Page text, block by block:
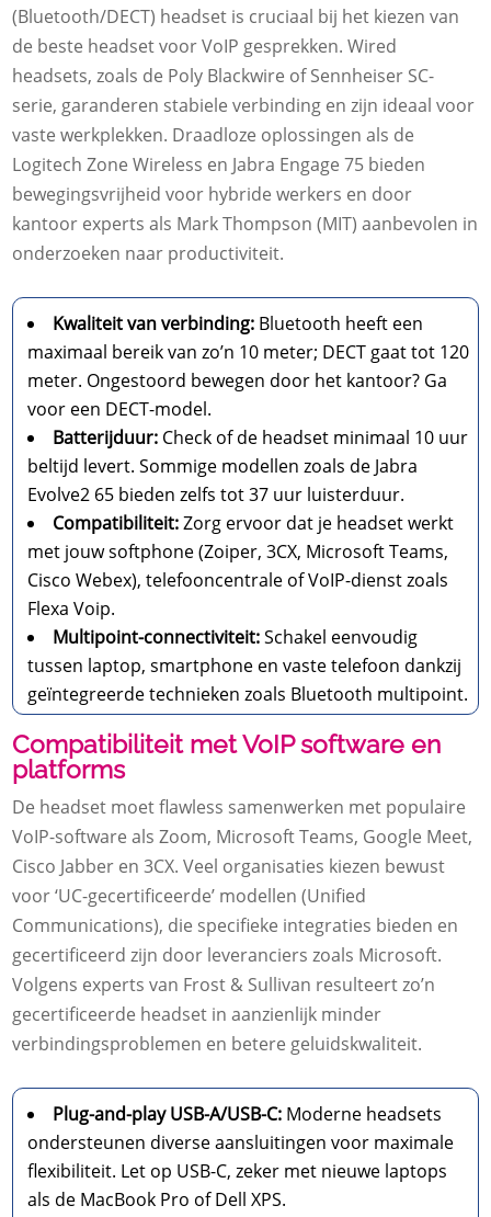
(Bluetooth/DECT) headset is cruciaal bij het kiezen van
de beste headset voor VoIP gesprekken. Wired
headsets, zoals de Poly Blackwire of Sennheiser SC-
serie, garanderen stabiele verbinding en zijn ideaal voor
vaste werkplekken. Draadloze oplossingen als de
Logitech Zone Wireless en Jabra Engage 75 bieden
bewegingsvrijheid voor hybride werkers en door
kantoor experts als Mark Thompson (MIT) aanbevolen in
onderzoeken naar productiviteit.
Kwaliteit van verbinding: Bluetooth heeft een
maximaal bereik van zo’n 10 meter; DECT gaat tot 120
meter. Ongestoord bewegen door het kantoor? Ga
voor een DECT-model.
Batterijduur: Check of de headset minimaal 10 uur
beltijd levert. Sommige modellen zoals de Jabra
Evolve2 65 bieden zelfs tot 37 uur luisterduur.
Compatibiliteit:Zorg ervoor dat je headset werkt
met jouw softphone (Zoiper, 3CX, Microsoft Teams,
Cisco Webex), telefooncentrale of VoIP-dienst zoals
Flexa Voip.
Multipoint-connectiviteit:Schakel eenvoudig
tussen laptop, smartphone en vaste telefoon dankzij
geïntegreerde technieken zoals Bluetooth multipoint.
Compatibiliteit met VoIP software en
platforms
De headset moet flawless samenwerken met populaire
VoIP-software als Zoom, Microsoft Teams, Google Meet,
Cisco Jabber en 3CX. Veel organisaties kiezen bewust
voor ‘UC-gecertificeerde’ modellen (Unified
Communications), die specifieke integraties bieden en
gecertificeerd zijn door leveranciers zoals Microsoft.
Volgens experts van Frost & Sullivan resulteert zo’n
gecertificeerde headset in aanzienlijk minder
verbindingsproblemen en betere geluidskwaliteit.
Plug-and-play USB-A/USB-C: Moderne headsets
ondersteunen diverse aansluitingen voor maximale
flexibiliteit. Let op USB-C, zeker met nieuwe laptops
als de MacBook Pro of Dell XPS.